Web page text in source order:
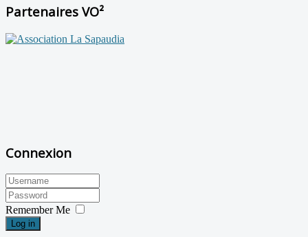
Partenaires VO²
Connexion
Remember Me
Log in